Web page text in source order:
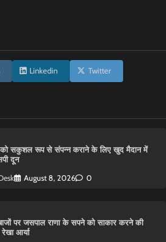
Linkedin Twitter
सकुशल रूप से संपन्न कराने के लिए खुद मैदान में
दून
August 8, 2026 0
पर जसपाल राणा के सपने को साकार करने की
रेखा आर्या